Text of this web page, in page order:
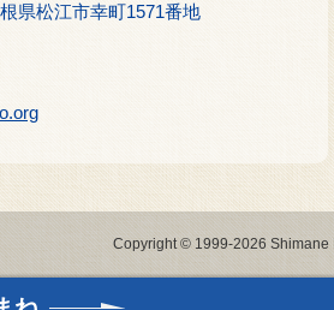
県松江市幸町1571番地
Copyright © 1999-2026 Shimane